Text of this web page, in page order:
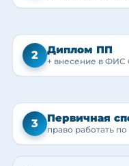
2 Диплом ПП
+ внесение в
3 Первичная
право работать